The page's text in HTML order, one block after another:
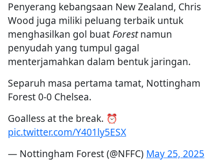
Penyerang kebangsaan New Zealand, Chris
Wood juga miliki peluang terbaik untuk
menghasilkan gol buatForestnamun
penyudah yang tumpul gagal
menterjamahkan dalam bentuk jaringan.
Separuh masa pertama tamat, Nottingham
Forest 0-0 Chelsea.
Goalless at the break. ⏰
pic.twitter.com/Y401ly5ESX
— Nottingham Forest (@NFFC) May 25, 2025